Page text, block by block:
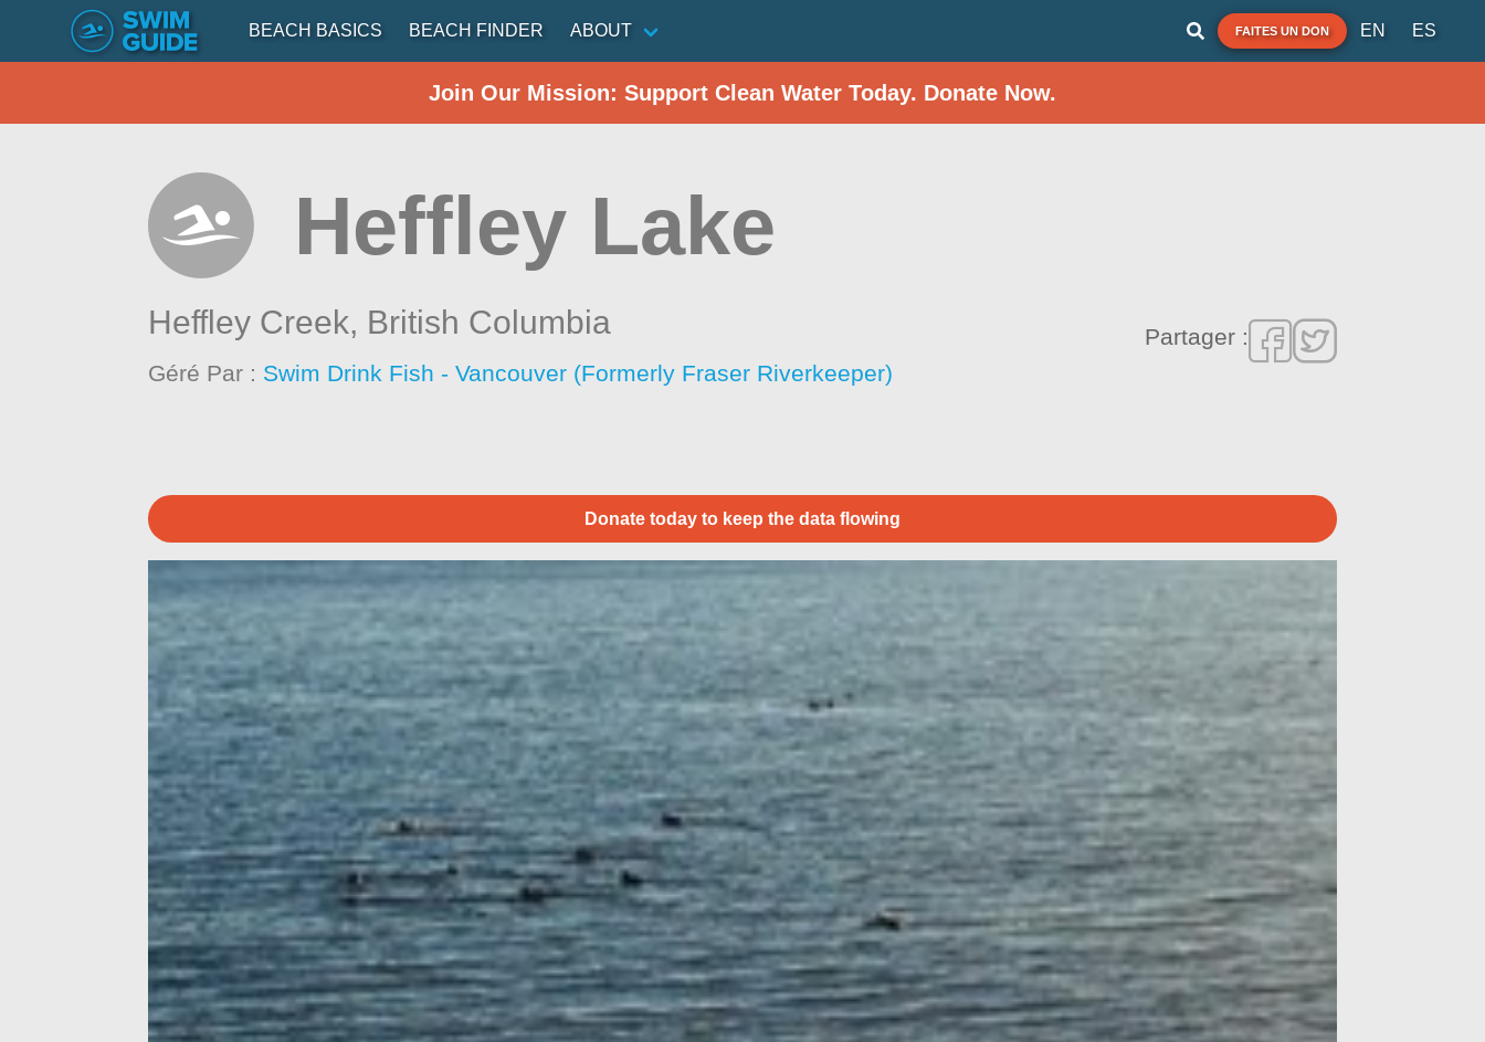
BEACH BASICS BEACH FINDER ABOUT FAITES UN DON EN ES
Join Our Mission: Support Clean Water Today. Donate Now.
Heffley Lake
Heffley Creek, British Columbia
Géré Par : Swim Drink Fish - Vancouver (Formerly Fraser Riverkeeper)
Partager :
Donate today to keep the data flowing